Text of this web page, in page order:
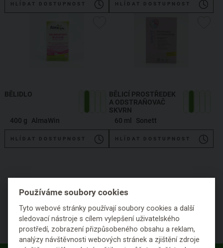
HLÍDAT DOSTUPNOST HLÍDAT DOSTUPNOST
BĚLIDLO
400 g AlmaWin
HLÍDAT DOSTUPNOST
BĚLICÍ PROSTŘEDEK
A ODSTRAŇOVAČ
SKVRN
60 ml
Sonett
HLÍDAT DOSTUPNOST
1
Používáme soubory cookies
Tyto webové stránky používají soubory cookies a další
sledovací nástroje s cílem vylepšení uživatelského
prostředí, zobrazení přizpůsobeného obsahu a reklam,
analýzy návštěvnosti webových stránek a zjištění zdroje